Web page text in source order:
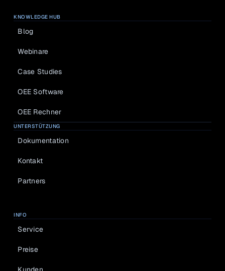
KNOWLEDGE HUB
Blog
Webinare
OEE Software
Case Studies
OEE Rechner
UNTERSTÜTZUNG
Dokumentation
Kontakt
Partners
INFO
Service
Preise